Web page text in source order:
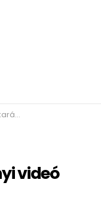
hódít!
videó